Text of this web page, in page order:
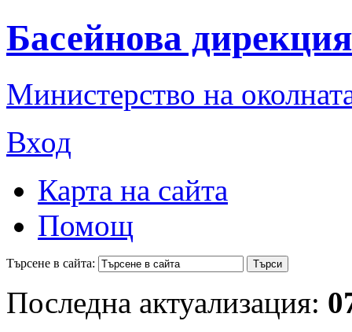
Басейнова
Министерство на
Вход
Карта на сайта
Помощ
Търсене в сайта:
Последна актуализация: